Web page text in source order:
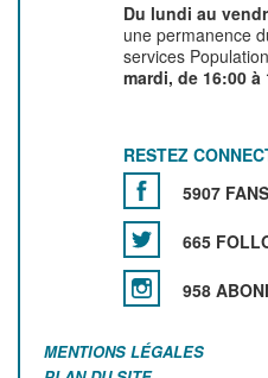
Du lundi au
une permanence
services
mardi, de 16:00 à
RESTEZ
5907 FANS
665
958
MENTIONS LÉGALES